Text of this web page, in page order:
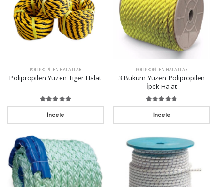
POLIPROPILEN HALATLAR
Polipropilen Yüzen Tiger Halat
İncele
POLIPROPILEN HALATLAR
3 Büküm Yüzen Polipropilen
İpek Halat
İncele